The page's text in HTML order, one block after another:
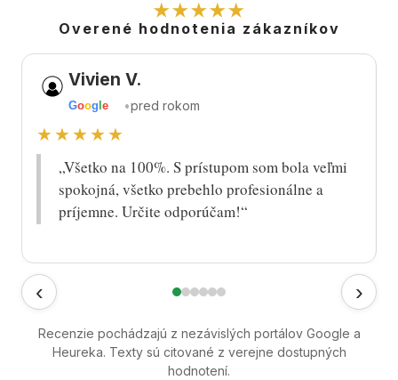
★★★★★
Overené hodnotenia zákazníkov
‹
Vivien V.
Goog le •pred rokom
★★★★★
„Všetko na 100%. S prístupom som bola veľmi
spokojná, všetko prebehlo profesionálne a
príjemne. Určite odporúčam!“
›
Recenzie pochádzajú z nezávislých portálov Google a
Heureka. Texty sú citované z verejne dostupných
hodnotení.